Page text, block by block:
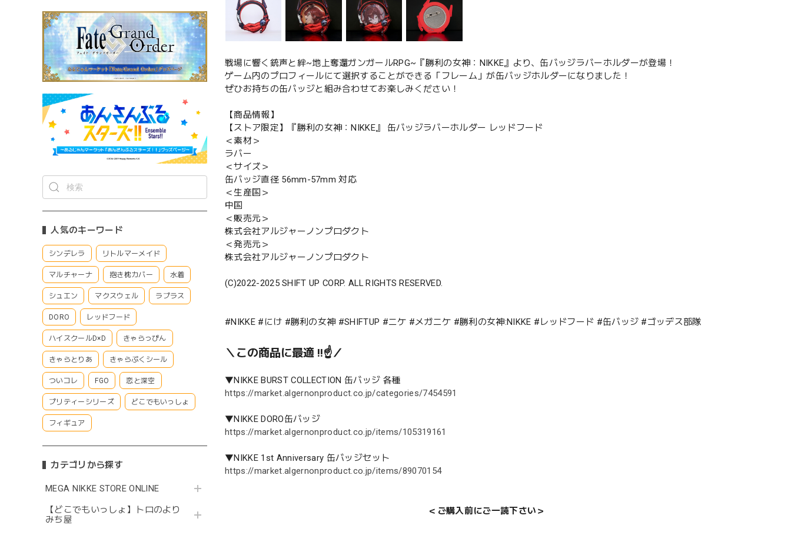
人気のキーワード
シンデレラ リトルマーメイド
マルチャーナ 抱き枕カバー 水着
シュエン マクスウェル ラプラス
DORO レッドフード
ハイスクールD×D きゃらっぴん
きゃらとりあ きゃらぷくシール
ついコレ FGO 恋と深空
プリティーシリーズ どこでもいっしょ
フィギュア
カテゴリから探す
MEGA NIKKE STORE ONLINE
【どこでもいっしょ】トロのより
みち屋
戦場に響く銃声と絆~地上奪還ガンガールRPG~『勝利の女神：NIKKE』より、缶バッジラバーホルダーが登場！
ゲーム内のプロフィールにて選択することができる「フレーム」が缶バッジホルダーになりました！
ぜひお持ちの缶バッジと組み合わせてお楽しみください！
【商品情報】
【ストア限定】『勝利の女神：NIKKE』 缶バッジラバーホルダー レッドフード
＜素材＞
ラバー
＜サイズ＞
缶バッジ直径 56mm-57mm 対応
＜生産国＞
中国
＜販売元＞
株式会社アルジャーノンプロダクト
＜発売元＞
株式会社アルジャーノンプロダクト
(C)2022-2025 SHIFT UP CORP. ALL RIGHTS RESERVED.
#NIKKE #にけ #勝利の女神 #SHIFTUP #ニケ #メガニケ #勝利の女神:NIKKE #レッドフード #缶バッジ #ゴッデス部隊
＼この商品に最適 !!☝️／
▼NIKKE BURST COLLECTION 缶バッジ 各種
https://market.algernonproduct.co.jp/categories/7454591
▼NIKKE DORO缶バッジ
https://market.algernonproduct.co.jp/items/105319161
▼NIKKE 1st Anniversary 缶バッジセット
https://market.algernonproduct.co.jp/items/89070154
＜ご購入前にご一読下さい＞